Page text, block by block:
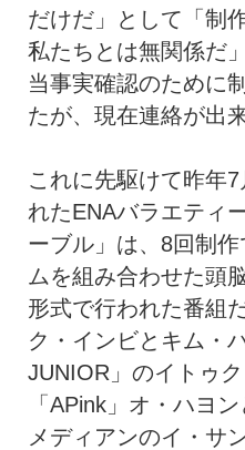
だけだ」として「制
私たちとは無関係だ
当事実確認のために
たが、現在連絡が出
これに先駆けて昨年
れたENAバラエティ
ーブル」は、8回制
ムを組み合わせた頭
形式で行われた番組
ク・インビとキム・
JUNIOR」のイトゥク
「APink」オ・ハヨ
メディアンのイ・サ